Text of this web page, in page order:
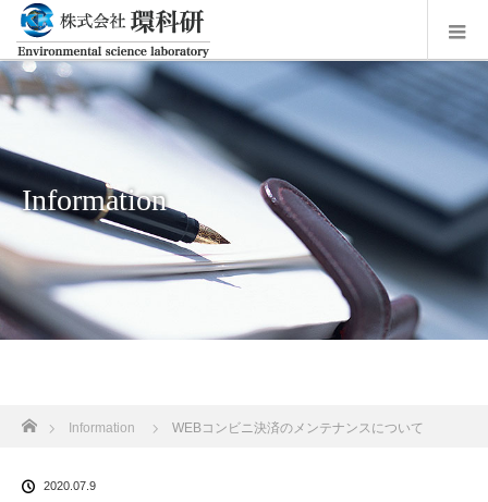
Information
ホーム
Information WEBコンビニ決済のメンテナンスについて
2020.07.9